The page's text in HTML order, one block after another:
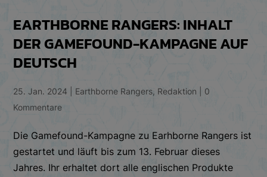
EARTHBORNE RANGERS: INHALT
DER GAMEFOUND-KAMPAGNE AUF
DEUTSCH
25. Jan. 2024 Earthborne Rangers, Redaktion
0
Kommentare
Die Gamefound-Kampagne zu Earhborne Rangers ist
gestartet und läuft bis zum 13. Februar dieses
Jahres. Ihr erhaltet dort alle englischen Produkte